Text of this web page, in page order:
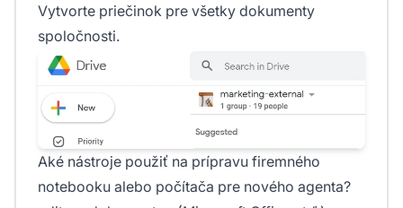
Vytvorte priečinok pre všetky dokumenty
spoločnosti.
Aké nástroje použiť na prípravu firemného
notebooku alebo počítača pre nového agenta?